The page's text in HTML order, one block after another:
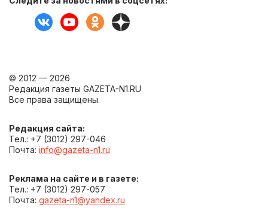
© 2012 — 2026
Редакция газеты GAZETA-N1.RU
Все права защищены.
Редакция сайта:
Тел.: +7 (3012) 297-046
Почта: info@gazeta-n1.ru
Реклама на сайте и в газете:
Тел.: +7 (3012) 297-057
Почта: gazeta-n1@yandex.ru